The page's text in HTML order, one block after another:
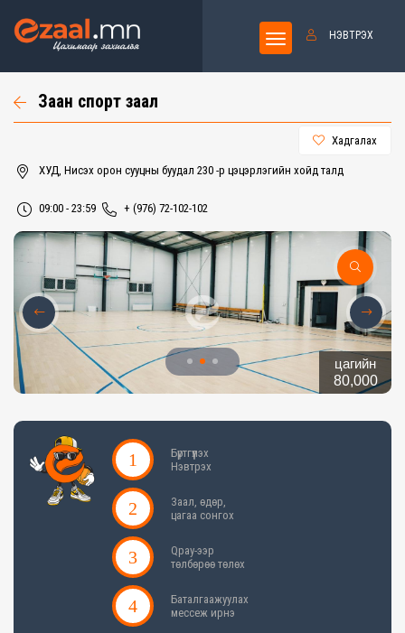
НЭВТРЭХ
Заан спорт заал
Хадгалах
ХУД, Нисэх орон сууцны буудал 230 -р цэцэрлэгийн хойд талд
09:00 - 23:59 + (976) 72-102-102
цагийн
80,000
Бүртгүүлэх
Нэвтрэх
Заал, өдөр,
цагаа сонгох
Qpay-ээр
төлбөрөө төлөх
Баталгаажуулах
мессеж ирнэ